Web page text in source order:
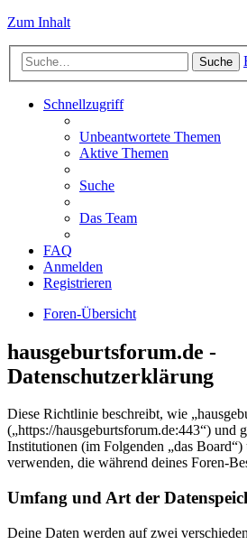
Zum Inhalt
Suche
Schnellzugriff
Unbeantwortete Themen
Aktive Themen
Suche
Das Team
FAQ
Anmelden
Registrieren
Foren-Übersicht
hausgeburtsforum.de -
Datenschutzerklärung
Diese Richtlinie beschreibt, wie
(„https://hausgeburtsforum.de:443“) und
Institutionen (im Folgenden „das
verwenden, die während deines Foren-
Umfang und Art der
Deine Daten werden auf zwei